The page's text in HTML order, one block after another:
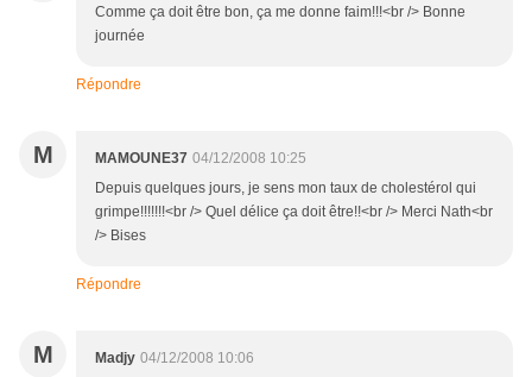
Comme ça doit être bon, ça me donne faim!!!<br /> Bonne
journée
Répondre
M MAMOUNE37 04/12/2008 10:25
Depuis quelques jours, je sens mon taux de cholestérol qui
grimpe!!!!!!!<br /> Quel délice ça doit être!!<br /> Merci Nath<br
/> Bises
Répondre
M Madjy 04/12/2008 10:06